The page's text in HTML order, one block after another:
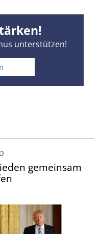
unterstützen!
gemeinsam